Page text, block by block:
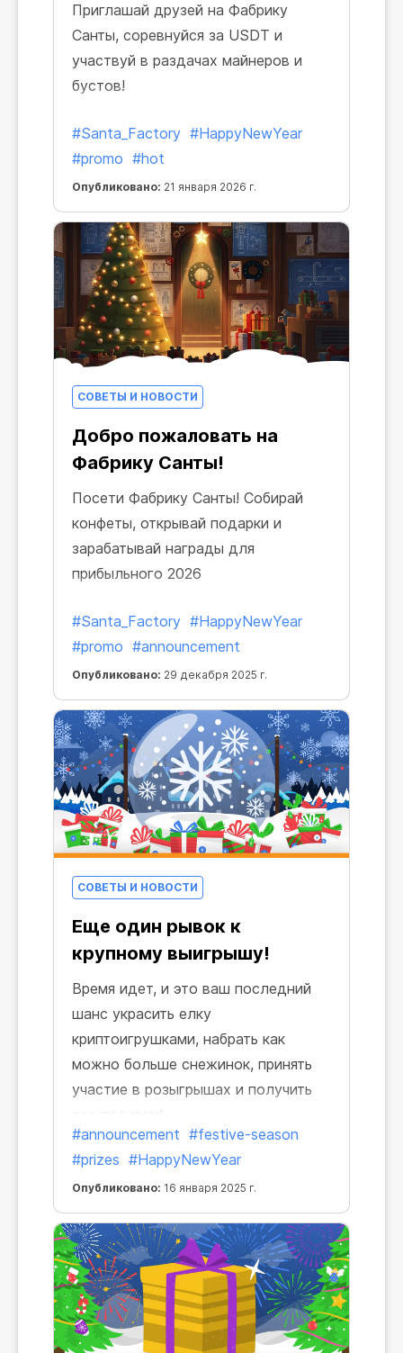
Приглашай друзей на Фабрику
Санты, соревнуйся за USDT и
участвуй в раздачах майнеров и
бустов!
#Santa_Factory #HappyNewYear
#promo #hot
Опубликовано: 21 января 2026 г.
СОВЕТЫ И НОВОСТИ
Добро пожаловать на
Фабрику Санты!
Посети Фабрику Санты! Собирай
конфеты, открывай подарки и
зарабатывай награды для
прибыльного 2026
#Santa_Factory #HappyNewYear
#promo #announcement
Опубликовано: 29 декабря 2025 г.
СОВЕТЫ И НОВОСТИ
Еще один рывок к
крупному выигрышу!
Время идет, и это ваш последний
шанс украсить елку
криптоигрушками, набрать как
можно больше снежинок, принять
участие в розыгрышах и получить
все подарки!
#announcement #festive-season
#prizes #HappyNewYear
Опубликовано: 16 января 2025 г.